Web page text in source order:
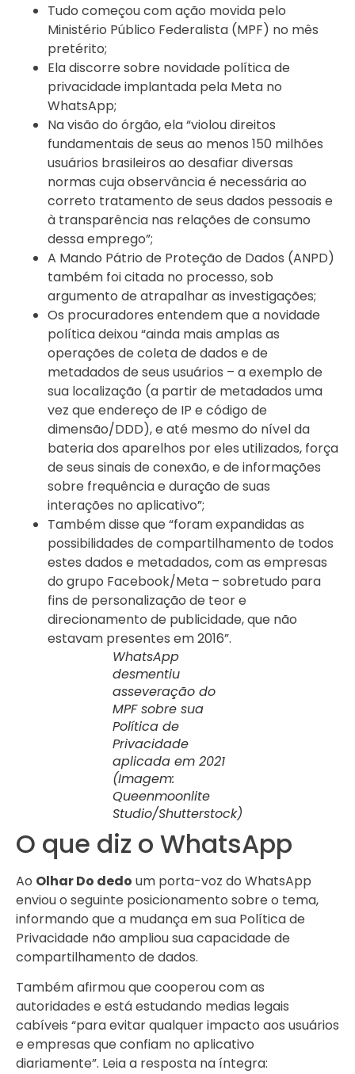
Tudo começou com ação movida pelo
Ministério Público Federalista (MPF) no mês
pretérito;
Ela discorre sobre novidade política de
privacidade implantada pela Meta no
WhatsApp;
Na visão do órgão, ela “violou direitos
fundamentais de seus ao menos 150 milhões
usuários brasileiros ao desafiar diversas
normas cuja observância é necessária ao
correto tratamento de seus dados pessoais e
à transparência nas relações de consumo
dessa emprego”;
A Mando Pátrio de Proteção de Dados (ANPD)
também foi citada no processo, sob
argumento de atrapalhar as investigações;
Os procuradores entendem que a novidade
política deixou “ainda mais amplas as
operações de coleta de dados e de
metadados de seus usuários – a exemplo de
sua localização (a partir de metadados uma
vez que endereço de IP e código de
dimensão/DDD), e até mesmo do nível da
bateria dos aparelhos por eles utilizados, força
de seus sinais de conexão, e de informações
sobre frequência e duração de suas
interações no aplicativo”;
Também disse que “foram expandidas as
possibilidades de compartilhamento de todos
estes dados e metadados, com as empresas
do grupo Facebook/Meta – sobretudo para
fins de personalização de teor e
direcionamento de publicidade, que não
estavam presentes em 2016”.
WhatsApp
desmentiu
asseveração do
MPF sobre sua
Política de
Privacidade
aplicada em 2021
(Imagem:
Queenmoonlite
Studio/Shutterstock)
O que diz o WhatsApp
Ao Olhar Do dedo um porta-voz do WhatsApp
enviou o seguinte posicionamento sobre o tema,
informando que a mudança em sua Política de
Privacidade não ampliou sua capacidade de
compartilhamento de dados.
Também afirmou que cooperou com as
autoridades e está estudando medias legais
cabíveis “para evitar qualquer impacto aos usuários
e empresas que confiam no aplicativo
diariamente”. Leia a resposta na íntegra: